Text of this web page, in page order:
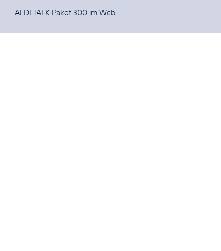
ALDI TALK Paket 300 im Web